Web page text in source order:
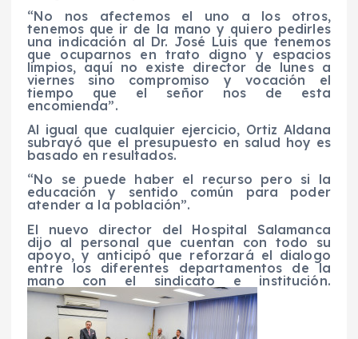
“No nos afectemos el uno a los otros,
tenemos que ir de la mano y quiero pedirles
una indicación al Dr. José Luis que tenemos
que ocuparnos en trato digno y espacios
limpios, aquí no existe director de lunes a
viernes sino compromiso y vocación el
tiempo que el señor nos de esta
encomienda”.
Al igual que cualquier ejercicio, Ortiz Aldana
subrayó que el presupuesto en salud hoy es
basado en resultados.
“No se puede haber el recurso pero si la
educación y sentido común para poder
atender a la población”.
El nuevo director del Hospital Salamanca
dijo al personal que cuentan con todo su
apoyo, y anticipó que reforzará el dialogo
entre los diferentes departamentos de la
mano con el sindicato e institución.